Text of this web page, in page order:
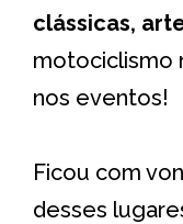
clássicas,
motociclismo
nos eventos!
Ficou com
desses